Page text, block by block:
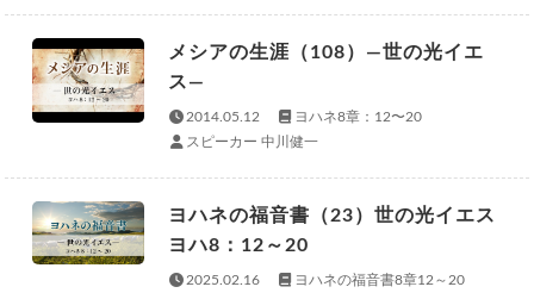
メシアの生涯（108）—世の光イエ
ス—
2014.05.12
ヨハネ8章：12〜20
スピーカー 中川健一
ヨハネの福音書（23）世の光イエス
ヨハ8：12～20
2025.02.16
ヨハネの福音書8章12～20